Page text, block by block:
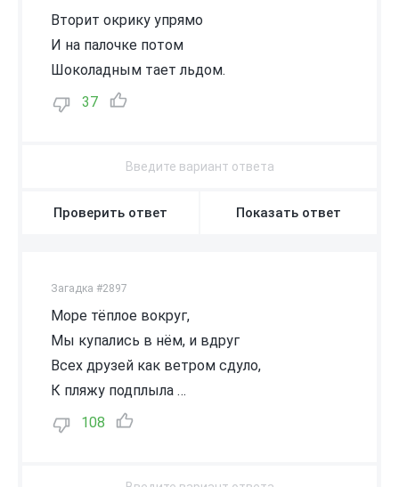
Вторит окрику упрямо
И на палочке потом
Шоколадным тает льдом.
37
Проверить ответ Показать ответ
Загадка #2897
Море тёплое вокруг,
Мы купались в нём, и вдруг
Всех друзей как ветром сдуло,
К пляжу подплыла …
108